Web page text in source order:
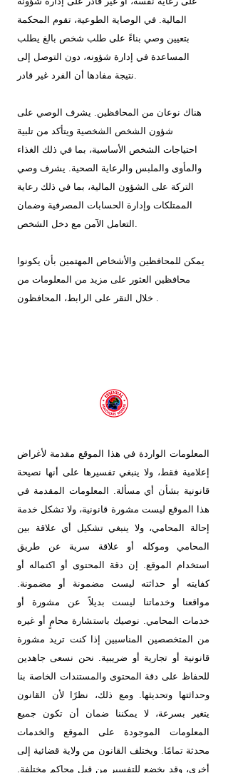
المالية. في الوصاية الطوعية، تقوم المحكمة
بتعيين وصي بناءً على طلب شخص بالغ يطلب
المساعدة في إدارة شؤونه، دون التوصل إلى
نتيجة مفادها أن الفرد غير قادر.
هناك نوعان من المحافظين. يشرف الوصي على
شؤون الشخص الشخصية ويتأكد من تلبية
احتياجات الشخص الأساسية، بما في ذلك الغذاء
والمأوى والملبس والرعاية الصحية. يشرف وصي
التركة على الشؤون المالية، بما في ذلك رعاية
الممتلكات وإدارة الحسابات المصرفية وضمان
التعامل الآمن مع دخل الشخص.
يمكن للمحافظين والأشخاص المهتمين بأن يكونوا
محافظين العثور على مزيد من المعلومات من
خلال النقر على الرابط، المحافظون .
المعلومات الواردة في هذا الموقع مقدمة لأغراض
إعلامية فقط، ولا ينبغي تفسيرها على أنها نصيحة
قانونية بشأن أي مسألة. المعلومات المقدمة في
هذا الموقع ليست مشورة قانونية، ولا تشكل خدمة
إحالة المحامي، ولا ينبغي تشكيل أي علاقة بين
المحامي وموكله أو علاقة سرية عن طريق
استخدام الموقع. إن دقة المحتوى أو اكتماله أو
كفايته أو حداثته ليست مضمونة أو مضمونة.
مواقعنا وخدماتنا ليست بديلاً عن مشورة أو
خدمات المحامي. نوصيك باستشارة محامٍ أو غيره
من المتخصصين المناسبين إذا كنت تريد مشورة
قانونية أو تجارية أو ضريبية. نحن نسعى جاهدين
للحفاظ على دقة المحتوى والمستندات الخاصة بنا
وحداثتها وتحديثها. ومع ذلك، نظرًا لأن القانون
يتغير بسرعة، لا يمكننا ضمان أن تكون جميع
المعلومات الموجودة على الموقع والخدمات
محدثة تمامًا. ويختلف القانون من ولاية قضائية إلى
أخرى، وقد يخضع للتفسير من قبل محاكم مختلفة.